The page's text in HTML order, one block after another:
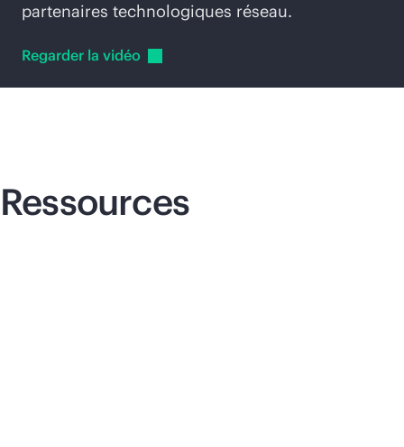
partenaires technologiques réseau.
Regarder la vidéo
Ressources